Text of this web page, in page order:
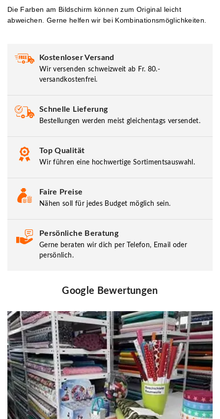
Die Farben am Bildschirm können zum Original leicht
abweichen. Gerne helfen wir bei Kombinationsmöglichkeiten.
Kostenloser Versand
Wir versenden schweizweit ab Fr. 80.-
versandkostenfrei.
Schnelle Lieferung
Bestellungen werden meist gleichentags versendet.
Top Qualität
Wir führen eine hochwertige Sortimentsauswahl.
Faire Preise
Nähen soll für jedes Budget möglich sein.
Persönliche Beratung
Gerne beraten wir dich per Telefon, Email oder
persönlich.
Google Bewertungen